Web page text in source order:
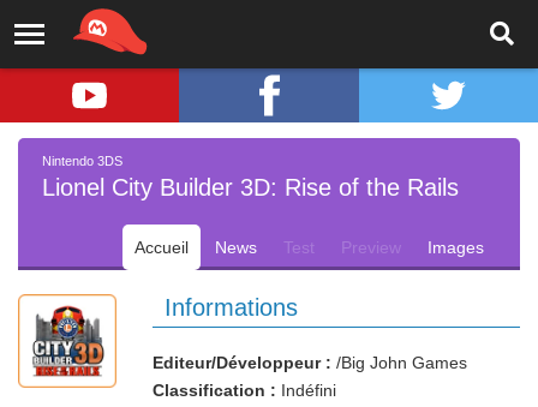
Nintendo 3DS
Lionel City Builder 3D: Rise of the Rails
Accueil News Test Preview Images
Informations
Editeur/Développeur : /Big John Games
Classification : Indéfini